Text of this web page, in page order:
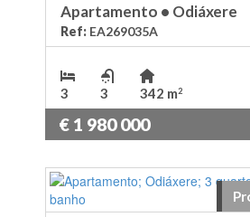
Apartamento • Odiáxere
Ref: EA269035A
3 3 342 m2
€ 1 980 000